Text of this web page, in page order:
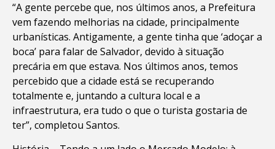
“A gente percebe que, nos últimos anos, a Prefeitura
vem fazendo melhorias na cidade, principalmente
urbanísticas. Antigamente, a gente tinha que ‘adoçar a
boca’ para falar de Salvador, devido à situação
precária em que estava. Nos últimos anos, temos
percebido que a cidade está se recuperando
totalmente e, juntando a cultura local e a
infraestrutura, era tudo o que o turista gostaria de
ter”, completou Santos.